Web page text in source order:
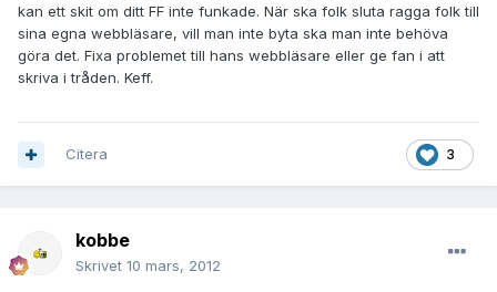
kan ett skit om ditt FF inte funkade. När ska folk sluta ragga folk till
sina egna webbläsare, vill man inte byta ska man inte behöva
göra det. Fixa problemet till hans webbläsare eller ge fan i att
skriva i tråden. Keff.
3
Citera
kobbe
Skrivet 10 mars, 2012